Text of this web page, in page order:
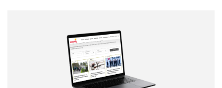
Correo electrónico